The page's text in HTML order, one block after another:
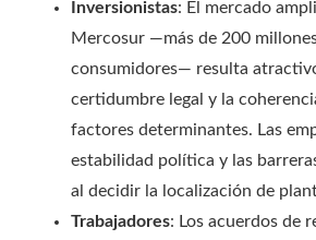
Inversionistas: El mercado
Mercosur —más de 200
consumidores— resulta
certidumbre legal y la
factores determinantes. Las
estabilidad política y las
al decidir la localización de
Trabajadores: Los acuerdos de